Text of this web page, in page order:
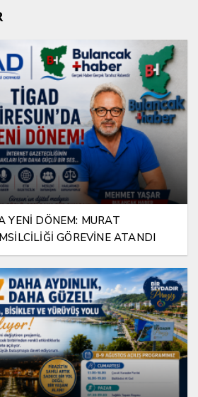
YENİ DÖNEM: MURAT
GÖREVİNE ATANDI